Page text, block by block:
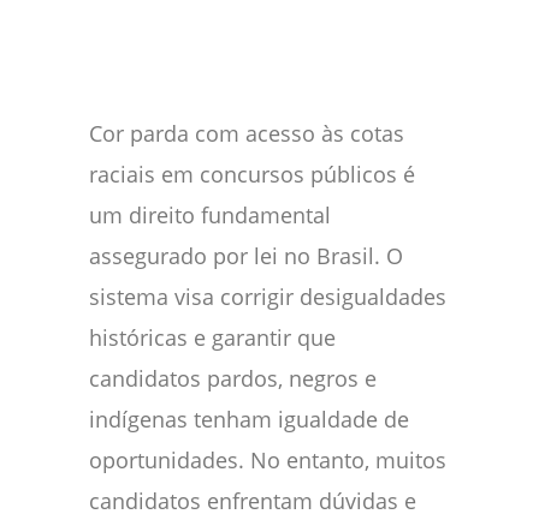
Cor parda com acesso às cotas
raciais em concursos públicos é
um direito fundamental
assegurado por lei no Brasil. O
sistema visa corrigir desigualdades
históricas e garantir que
candidatos pardos, negros e
indígenas tenham igualdade de
oportunidades. No entanto, muitos
candidatos enfrentam dúvidas e